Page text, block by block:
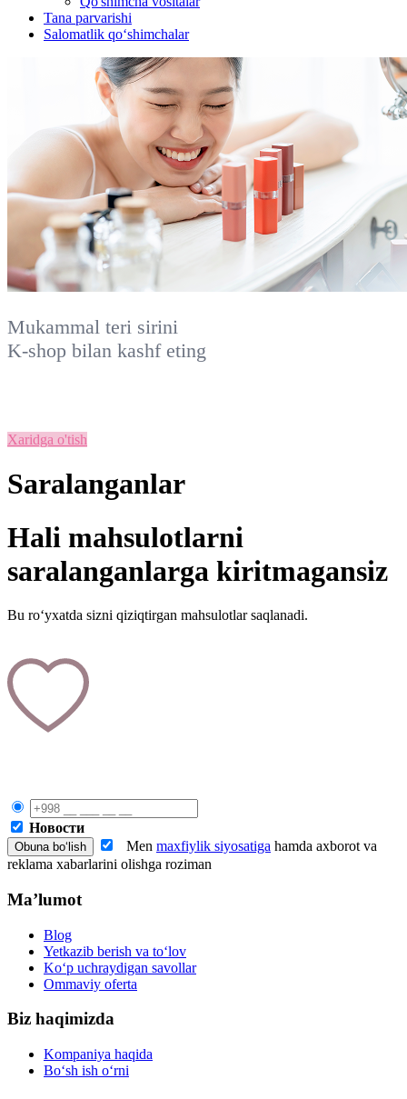
Tana parvarishi
Salomatlik qo‘shimchalar
Mukammal teri sirini
K-shop bilan kashf eting
Xaridga o'tish
Saralanganlar
Hali mahsulotlarni
saralanganlarga kiritmagansiz
Bu ro‘yxatda sizni qiziqtirgan mahsulotlar saqlanadi.
Новости
Men maxfiylik siyosatiga hamda axborot va
reklama xabarlarini olishga roziman
Ma’lumot
Blog
Yetkazib berish va to‘lov
Ko‘p uchraydigan savollar
Ommaviy oferta
Biz haqimizda
Kompaniya haqida
Bo‘sh ish o‘rni